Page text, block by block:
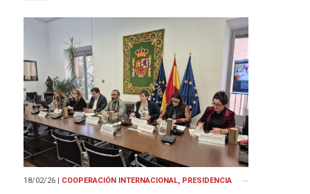
18/02/26 COOPERACIÓN INTERNACIONAL, PRESIDENCIA